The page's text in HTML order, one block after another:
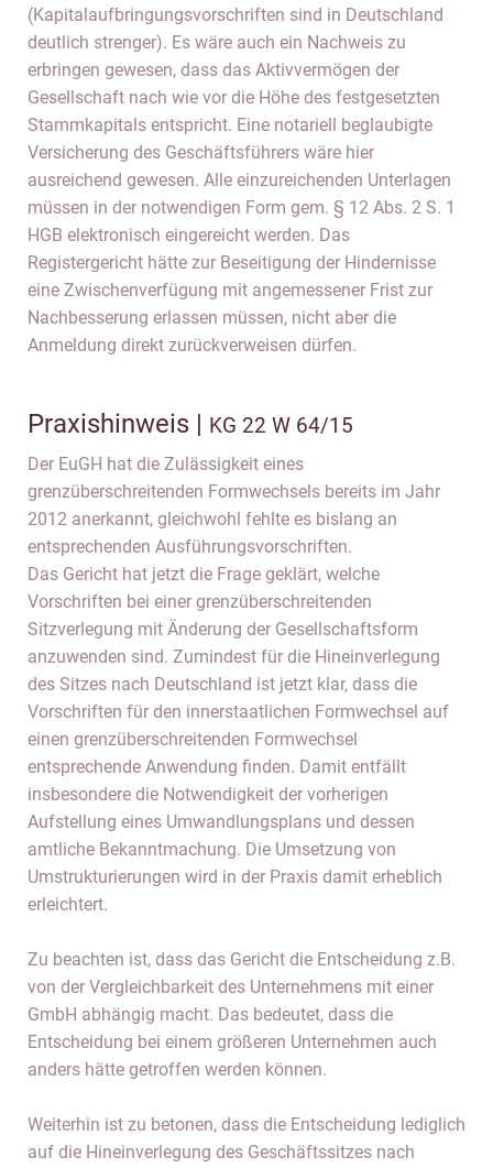
(Kapitalaufbringungsvorschriften sind in Deutschland
deutlich strenger). Es wäre auch ein Nachweis zu
erbringen gewesen, dass das Aktivvermögen der
Gesellschaft nach wie vor die Höhe des festgesetzten
Stammkapitals entspricht. Eine notariell beglaubigte
Versicherung des Geschäftsführers wäre hier
ausreichend gewesen. Alle einzureichenden Unterlagen
müssen in der notwendigen Form gem. § 12 Abs. 2 S. 1
HGB elektronisch eingereicht werden. Das
Registergericht hätte zur Beseitigung der Hindernisse
eine Zwischenverfügung mit angemessener Frist zur
Nachbesserung erlassen müssen, nicht aber die
Anmeldung direkt zurückverweisen dürfen.
Praxishinweis | KG 22 W 64/15
Der EuGH hat die Zulässigkeit eines
grenzüberschreitenden Formwechsels bereits im Jahr
2012 anerkannt, gleichwohl fehlte es bislang an
entsprechenden Ausführungsvorschriften.
Das Gericht hat jetzt die Frage geklärt, welche
Vorschriften bei einer grenzüberschreitenden
Sitzverlegung mit Änderung der Gesellschaftsform
anzuwenden sind. Zumindest für die Hineinverlegung
des Sitzes nach Deutschland ist jetzt klar, dass die
Vorschriften für den innerstaatlichen Formwechsel auf
einen grenzüberschreitenden Formwechsel
entsprechende Anwendung finden. Damit entfällt
insbesondere die Notwendigkeit der vorherigen
Aufstellung eines Umwandlungsplans und dessen
amtliche Bekanntmachung. Die Umsetzung von
Umstrukturierungen wird in der Praxis damit erheblich
erleichtert.
Zu beachten ist, dass das Gericht die Entscheidung z.B.
von der Vergleichbarkeit des Unternehmens mit einer
GmbH abhängig macht. Das bedeutet, dass die
Entscheidung bei einem größeren Unternehmen auch
anders hätte getroffen werden können.
Weiterhin ist zu betonen, dass die Entscheidung lediglich
auf die Hineinverlegung des Geschäftssitzes nach